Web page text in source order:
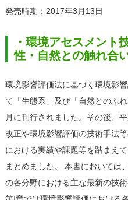
発売時期：2017年3月13日
・環境アセスメント
性・自然との触れ合
環境影響評価法に基づく環境影
て「生態系」及び「自然とのふ
月に刊行されました。その後、
改正や環境影響評価の技術手法
における実績や課題等を踏まえ
まとめました。 本書においては
の各分野における主な最新の技